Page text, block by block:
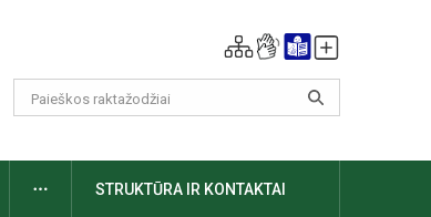
DAUGIAUSTRUKTŪRA IR KONTAKTAI